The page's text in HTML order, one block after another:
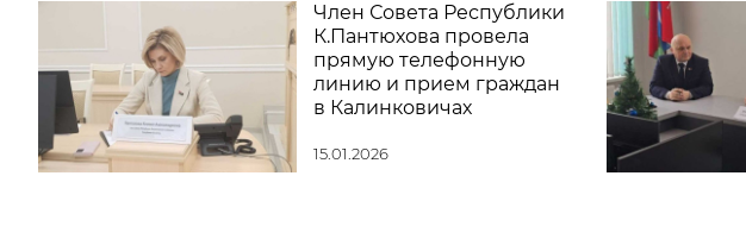
Член Совета Республики
К.Пантюхова провела
прямую телефонную
линию и прием граждан
в Калинковичах
15.01.2026